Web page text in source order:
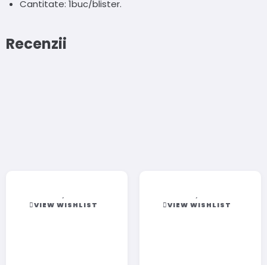
Cantitate: 1buc/blister.
Recenzii
VIEW WISHLIST VIEW WISHLIST